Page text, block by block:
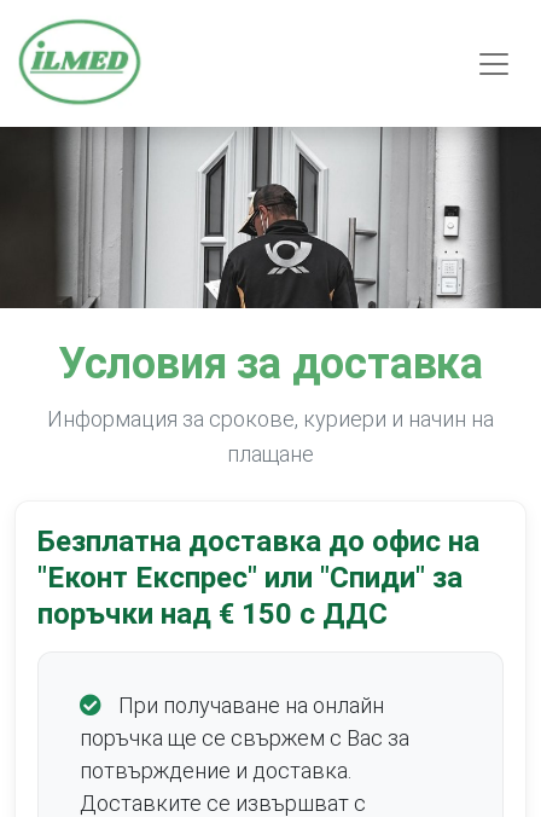
Условия за доставка
Информация за срокове, куриери и начин на
плащане
Безплатна доставка до офис на
"Еконт Експрес" или "Спиди" за
поръчки над € 150 с ДДС
При получаване на онлайн
поръчка ще се свържем с Вас за
потвърждение и доставка.
Доставките се извършват с